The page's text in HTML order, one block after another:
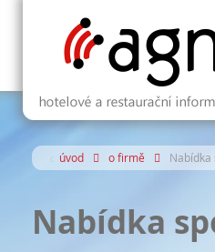
úvod o firmě Nabídka
Nabídka